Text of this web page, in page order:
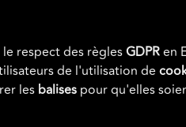
respect des règlesGDPRen
de l'utilisation de
les balises pour qu'elles